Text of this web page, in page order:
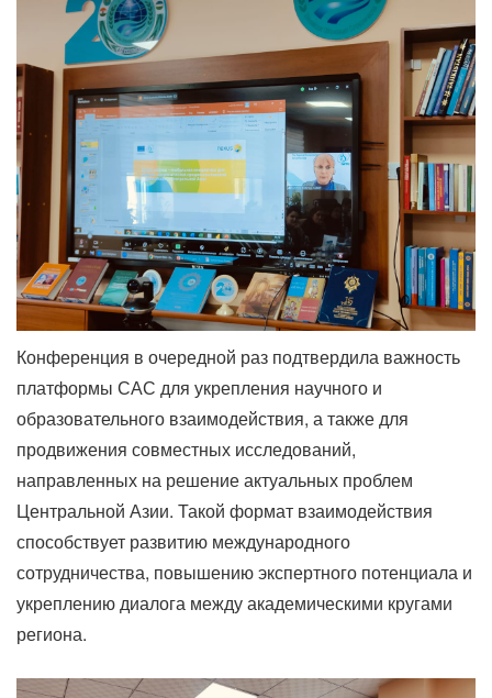
Конференция в очередной раз подтвердила важность
платформы САС для укрепления научного и
образовательного взаимодействия, а также для
продвижения совместных исследований,
направленных на решение актуальных проблем
Центральной Азии. Такой формат взаимодействия
способствует развитию международного
сотрудничества, повышению экспертного потенциала и
укреплению диалога между академическими кругами
региона.